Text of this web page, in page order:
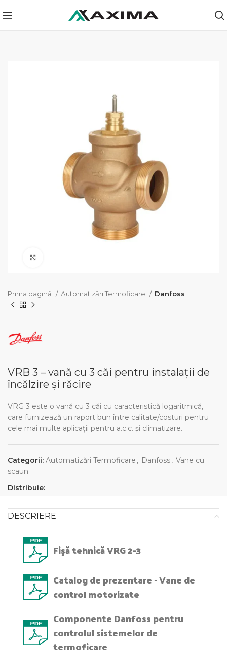
Prima pagină Automatizări Termoficare Danfoss
VRB 3 – vană cu 3 căi pentru instalații de
încălzire și răcire
VRG 3 este o vană cu 3 căi cu caracteristică logaritmică,
care furnizează un raport bun între calitate/costuri pentru
cele mai multe aplicaţii pentru a.c.c. şi climatizare.
Categorii: Automatizări Termoficare , Danfoss, Vane cu
scaun
Distribuie:
DESCRIERE
Fişă tehnică VRG 2-3
Catalog de prezentare - Vane de
control motorizate
Componente Danfoss pentru
controlul sistemelor de
termoficare